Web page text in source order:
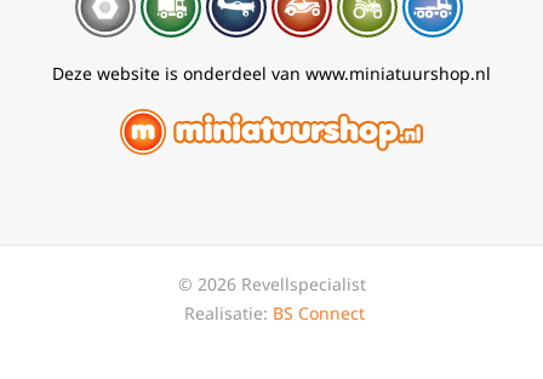
Deze website is onderdeel van www.miniatuurshop.nl
© 2026 Revellspecialist
Realisatie: BS Connect